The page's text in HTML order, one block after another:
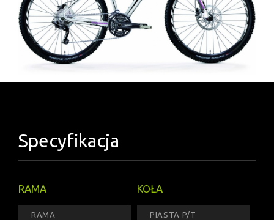
Specyfikacja
RAMA
RAMA
KOŁA
PIASTA P/T